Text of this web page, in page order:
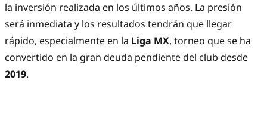
la inversión realizada en los últimos años. La presión
será inmediata y los resultados tendrán que llegar
rápido, especialmente en la Liga MX, torneo que se ha
convertido en la gran deuda pendiente del club desde
2019.